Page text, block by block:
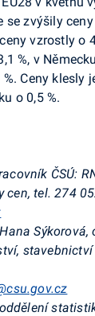
se zvýšily
ceny vzrostly o
%, v
Ceny klesly
o 0,5 %.
ČSÚ:
tel. 274
Sýkorová,
stavebnictví